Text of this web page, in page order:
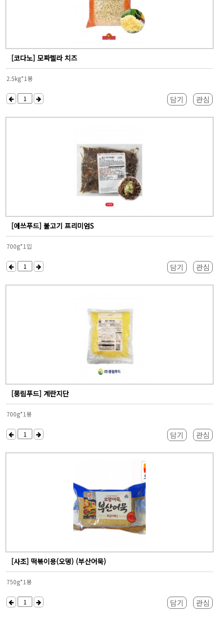
[코다노] 모짜렐라 치즈
2.5kg*1봉
담기 관심
[에쓰푸드] 불고기 프리미엄S
700g*1입
담기 관심
[풍림푸드] 계란지단
700g*1봉
담기 관심
[사조] 떡볶이용(오뎅) (부산어묵)
750g*1봉
담기 관심